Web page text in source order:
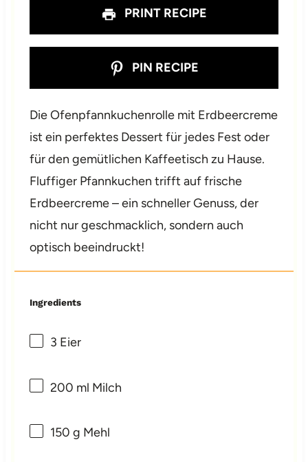
PRINT RECIPE
PIN RECIPE
Die Ofenpfannkuchenrolle mit Erdbeercreme
ist ein perfektes Dessert für jedes Fest oder
für den gemütlichen Kaffeetisch zu Hause.
Fluffiger Pfannkuchen trifft auf frische
Erdbeercreme – ein schneller Genuss, der
nicht nur geschmacklich, sondern auch
optisch beeindruckt!
Ingredients
3 Eier
200 ml Milch
150 g Mehl